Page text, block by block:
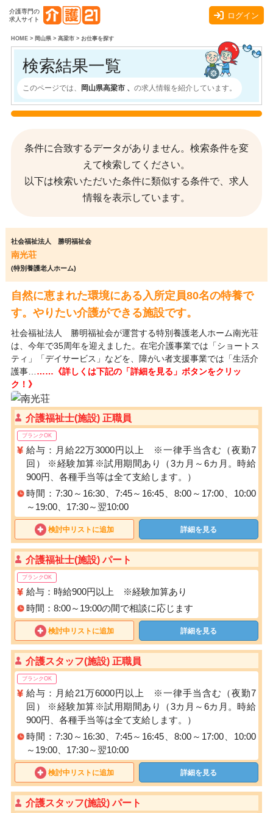
介護専門の
求人サイト
ログイン
HOME> 岡山県> 高梁市> お仕事を探す
検索結果一覧
このページでは、 岡山県高梁市 、 の求人情報を紹介しています。
条件に合致するデータがありません。検索条件を変
えて検索してください。
以下は検索いただいた条件に類似する条件で、求人
情報を表示しています。
社会福祉法人 勝明福祉会
南光荘
(特別養護老人ホーム)
自然に恵まれた環境にある入所定員80名の特養で
す。やりたい介護ができる施設です。
社会福祉法人 勝明福祉会が運営する特別養護老人ホーム南光荘
は、今年で35周年を迎えました。在宅介護事業では「ショートス
ティ」「デイサービス」などを、障がい者支援事業では「生活介
護事… ……《詳しくは下記の「詳細を見る」ボタンをクリッ
ク！》
介護福祉士(施設) 正職員
ブランクOK
給与：月給22万3000円以上 ※一律手当含む（夜勤7
回） ※経験加算※試用期間あり（3カ月～6カ月。時給
900円、各種手当等は全て支給します。）
時間：7:30～16:30、7:45～16:45、8:00～17:00、10:00
～19:00、17:30～翌10:00
検討中リストに追加 詳細を見る
介護福祉士(施設) パート
ブランクOK
給与：時給900円以上 ※経験加算あり
時間：8:00～19:00の間で相談に応じます
検討中リストに追加 詳細を見る
介護スタッフ(施設) 正職員
ブランクOK
給与：月給21万6000円以上 ※一律手当含む（夜勤7
回） ※経験加算※試用期間あり（3カ月～6カ月。時給
900円、各種手当等は全て支給します。）
時間：7:30～16:30、7:45～16:45、8:00～17:00、10:00
～19:00、17:30～翌10:00
検討中リストに追加 詳細を見る
介護スタッフ(施設) パート